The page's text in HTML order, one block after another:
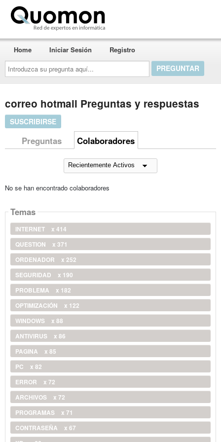
Introduzca
su
pregunta
aquí...
Home Iniciar Sesión Registro
correo hotmail Preguntas y respuestas
SUSCRIBIRSE
Preguntas Colaboradores
No se han encontrado colaboradores
Temas
INTERNET
x 414
QUESTION
x 371
ORDENADOR
x 252
SEGURIDAD
x 190
PROBLEMA
x 182
OPTIMIZACIÓN
x 122
WINDOWS
x 88
ANTIVIRUS
x 86
PAGINA
x 85
PC
x 82
ERROR
x 72
ARCHIVOS
x 72
PROGRAMAS
x 71
CONTRASEÑA
x 67